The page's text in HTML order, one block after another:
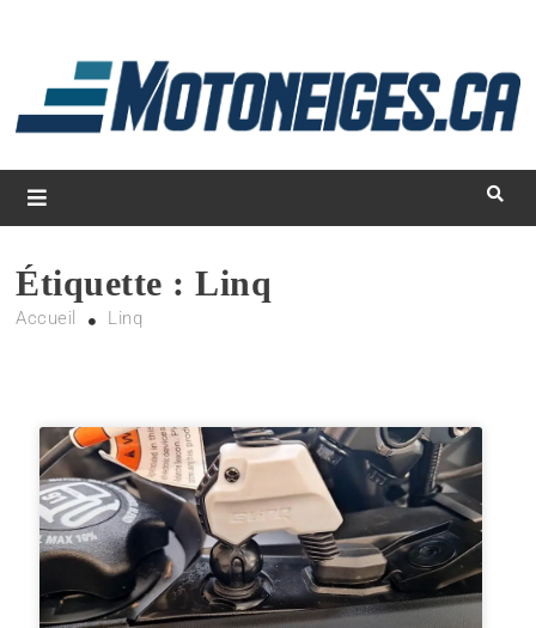
Magazine Motoneiges.ca
Étiquette :Linq
Accueil Linq